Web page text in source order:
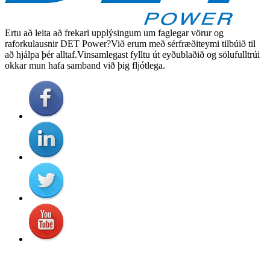
Ertu að leita að frekari upplýsingum um faglegar vörur og
raforkulausnir DET Power?Við erum með sérfræðiteymi tilbúið til
að hjálpa þér alltaf.Vinsamlegast fylltu út eyðublaðið og sölufulltrúi
okkar mun hafa samband við þig fljótlega.